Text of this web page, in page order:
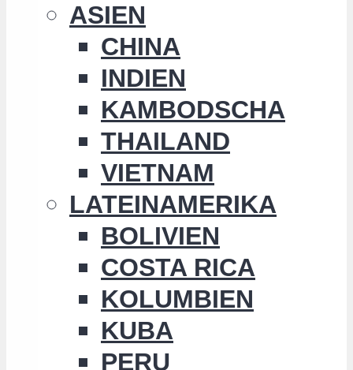
ASIEN
CHINA
INDIEN
KAMBODSCHA
THAILAND
VIETNAM
LATEINAMERIKA
BOLIVIEN
COSTA RICA
KOLUMBIEN
KUBA
PERU